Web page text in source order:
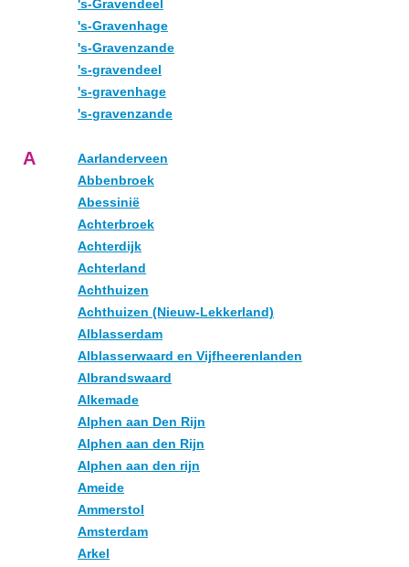
's-Gravendeel
's-Gravenhage
's-Gravenzande
's-gravendeel
's-gravenhage
's-gravenzande
A
Aarlanderveen
Abbenbroek
Abessinië
Achterbroek
Achterdijk
Achterland
Achthuizen
Achthuizen (Nieuw-Lekkerland)
Alblasserdam
Alblasserwaard en Vijfheerenlanden
Albrandswaard
Alkemade
Alphen aan Den Rijn
Alphen aan den Rijn
Alphen aan den rijn
Ameide
Ammerstol
Amsterdam
Arkel